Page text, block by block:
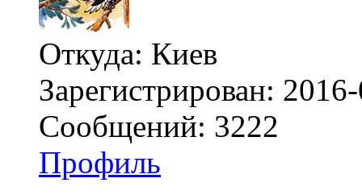
Откуда: Киев
Зарегистрирован:
Сообщений: 3222
Профиль